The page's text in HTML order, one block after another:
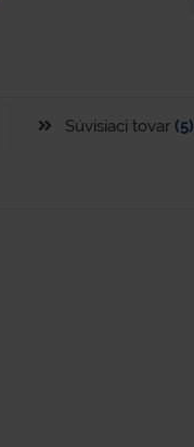
Súvisiaci tovar (5)